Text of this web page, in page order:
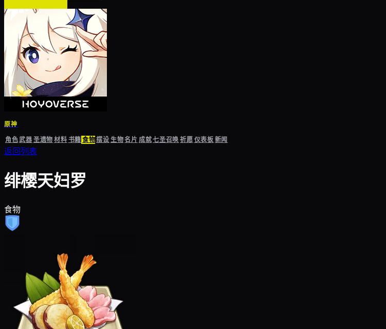
原神
角色武器圣遗物材料书籍食物摆设生物名片成就七圣召唤祈愿仪表板新闻
返回列表
绯樱天妇罗
食物